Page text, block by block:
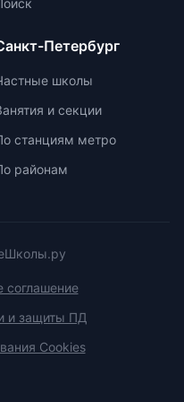
Петербург
школы
и секции
станциям метро
районам
соглашение
и защиты ПД
Cookies